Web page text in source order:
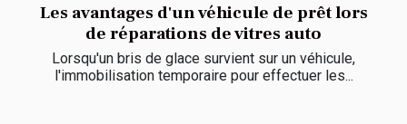
Les avantages d'un véhicule de prêt lors
de réparations de vitres auto
Lorsqu'un bris de glace survient sur un véhicule,
l'immobilisation temporaire pour effectuer les...